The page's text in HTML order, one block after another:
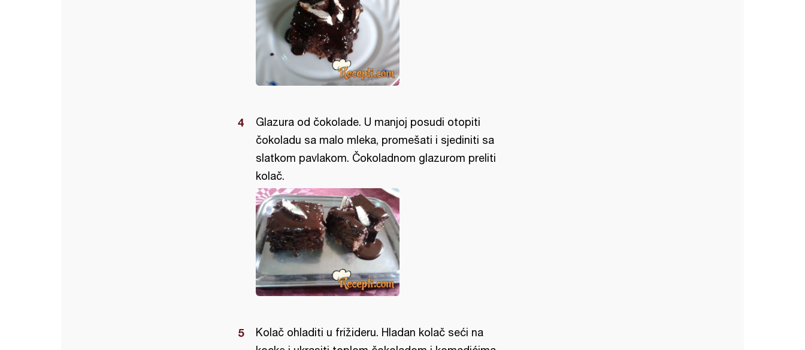
Glazura od čokolade. U manjoj posudi otopiti
čokoladu sa malo mleka, promešati i sjediniti sa
slatkom pavlakom. Čokoladnom glazurom preliti
kolač.
Kolač ohladiti u frižideru. Hladan kolač seći na